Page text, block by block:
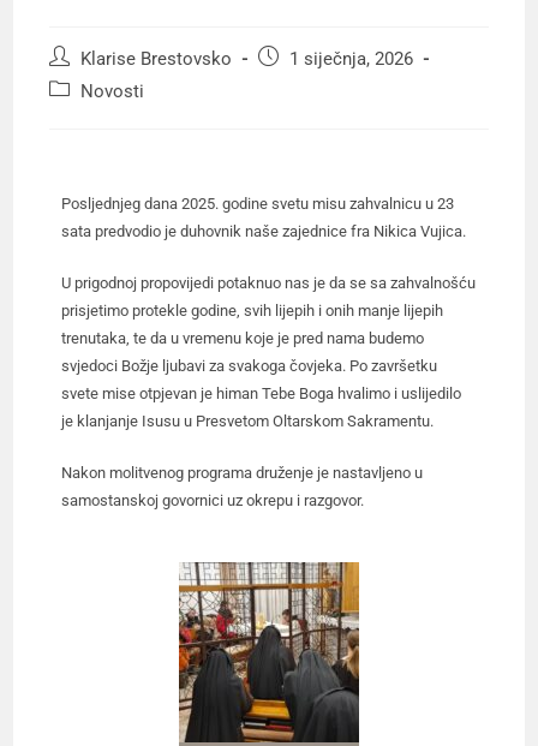
Klarise Brestovsko
1 siječnja, 2026
Novosti
Posljednjeg dana 2025. godine svetu misu zahvalnicu u 23
sata predvodio je duhovnik naše zajednice fra Nikica Vujica.
U prigodnoj propovijedi potaknuo nas je da se sa zahvalnošću
prisjetimo protekle godine, svih lijepih i onih manje lijepih
trenutaka, te da u vremenu koje je pred nama budemo
svjedoci Božje ljubavi za svakoga čovjeka. Po završetku
svete mise otpjevan je himan Tebe Boga hvalimo i uslijedilo
je klanjanje Isusu u Presvetom Oltarskom Sakramentu.
Nakon molitvenog programa druženje je nastavljeno u
samostanskoj govornici uz okrepu i razgovor.